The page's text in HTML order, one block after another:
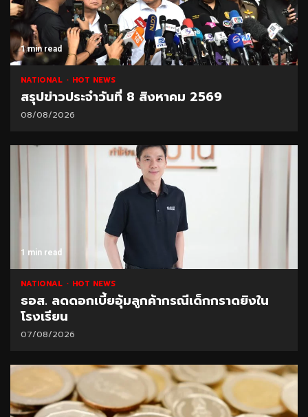
1 min read
NATIONAL HOT NEWS
สรุปข่าวประจำวันที่ 8 สิงหาคม 2569
08/08/2026
1 min read
NATIONAL HOT NEWS
ธอส. ลดดอกเบี้ยอุ้มลูกค้ากรณีเด็กกราดยิงใน
โรงเรียน
07/08/2026